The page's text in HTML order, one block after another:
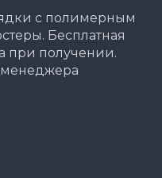
с полимерным
Бесплатная
при получении.
менеджера